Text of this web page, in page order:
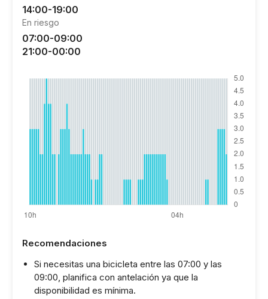
14:00-19:00
En riesgo
07:00-09:00
21:00-00:00
Recomendaciones
Si necesitas una bicicleta entre las 07:00 y las
09:00, planifica con antelación ya que la
disponibilidad es mínima.